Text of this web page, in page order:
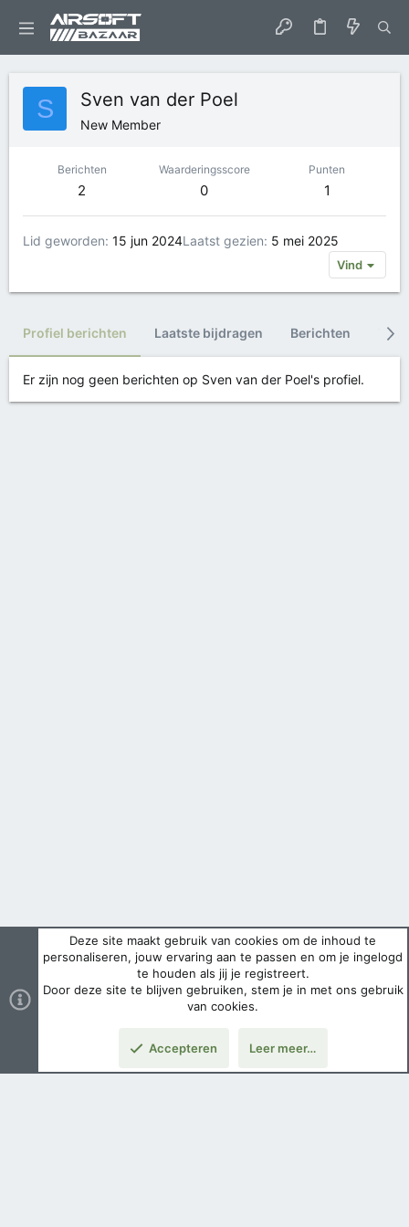
S Sven van der Poel
New Member
Berichten
2
Waarderingsscore
0
Punten
1
Lid geworden 15 jun 2024Laatst gezien 5 mei 2025
Vind
Profiel berichten Laatste bijdragen Berichten
Er zijn nog geen berichten op Sven van der Poel's profiel.
Deze site maakt gebruik van cookies om de inhoud te
personaliseren, jouw ervaring aan te passen en om je ingelogd
te houden als jij je registreert.
Door deze site te blijven gebruiken, stem je in met ons gebruik
van cookies.
Accepteren Leer meer…